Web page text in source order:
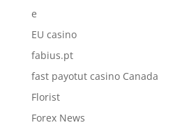
e
EU casino
fabius.pt
fast payotut casino Canada
Florist
Forex News